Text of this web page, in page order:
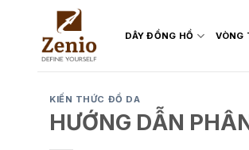
content
DÂY ĐỒNG HỒ VÒNG
KIẾN THỨC ĐỒ DA
HƯỚNG DẪN